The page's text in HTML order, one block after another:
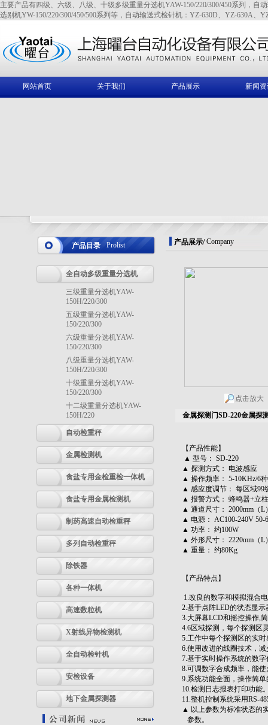
主要产品有四级、六级、八级、十级多级重量分选机YAW-150/220/300/450系列，自
选别机YW-150/220/300/450/500系列等，自动输送式检针机：YZ-630D、YZ-630A、
网站首页 关于我们 产品展示 新闻
产品目录 Prolist
全自动多级重量分选机
三级重量分选机YAW-
150H/220/300
五级重量分选机YAW-
150/220/300
六级重量分选机YAW-
150/220/300
八级重量分选机YAW-
150H/220/300
十级重量分选机YAW-
150/220/300
十二级重量分选机YAW-
150H/220
自动检重秤
金属检测机
食盐专用金检重检一体机
食盐专用金属检测机
制药高速自动检重秤
多列自动检重秤
除铁器
各种一体机
高速数粒机
X射线异物检测机
全自动检针机
安检设备
地下金属探测器
产品展示/ Company
点击放大
金属探测门SD-220金属探
【产品性能】
▲ 型号： SD-220
▲ 探测方式： 电波感应
▲ 操作频率： 5-10KHz/6
▲ 感应度调节： 每区域99
▲ 报警方式： 蜂鸣器+立
▲ 通道尺寸： 2000mm（L
▲ 电源： AC100-240V 50-
▲ 功率： 约100W
▲ 外形尺寸： 2220mm（
▲ 重量： 约80Kg
【产品特点】
1.改良的数字和模拟混合
2.基于点阵LED的状态显示
3.大屏幕LCD和摇控操作,
4.6区域探测，每个探测区
5.工作中每个探测区的实
6.使用改进的线圈技术，
7.基于实时操作系统的数
8.可调数字合成频率，能
9.系统功能全面，操作简
10.检测日志报表打印功能
11.整机控制系统采用RS-
▲ 以上参数为标准状态的
参数。